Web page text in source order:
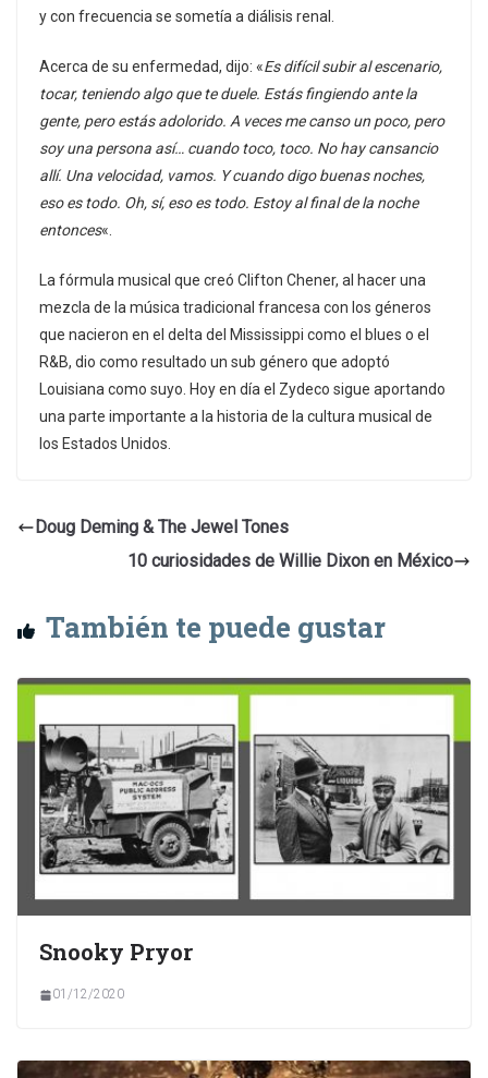
y con frecuencia se sometía a diálisis renal.
Acerca de su enfermedad, dijo: «Es difícil subir al escenario,
tocar, teniendo algo que te duele. Estás fingiendo ante la
gente, pero estás adolorido. A veces me canso un poco, pero
soy una persona así… cuando toco, toco. No hay cansancio
allí. Una velocidad, vamos. Y cuando digo buenas noches,
eso es todo. Oh, sí, eso es todo. Estoy al final de la noche
entonces«.
La fórmula musical que creó Clifton Chener, al hacer una
mezcla de la música tradicional francesa con los géneros
que nacieron en el delta del Mississippi como el blues o el
R&B, dio como resultado un sub género que adoptó
Louisiana como suyo. Hoy en día el Zydeco sigue aportando
una parte importante a la historia de la cultura musical de
los Estados Unidos.
Doug Deming & The Jewel Tones
10 curiosidades de Willie Dixon en México
También te puede gustar
Snooky Pryor
01/12/2020